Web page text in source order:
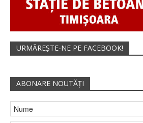
URMĂREȘTE-NE PE FACEBOOK!
ABONARE NOUTĂȚI